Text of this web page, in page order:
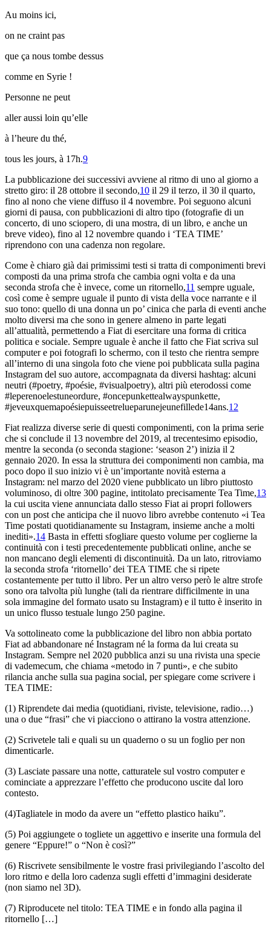
Au moins ici,
on ne craint pas
que ça nous tombe dessus
comme en Syrie !
Personne ne peut
aller aussi loin qu’elle
à l’heure du thé,
tous les jours, à 17h.9
La pubblicazione dei successivi avviene al ritmo di uno al giorno a
stretto giro: il 28 ottobre il secondo,10 il 29 il terzo, il 30 il quarto,
fino al nono che viene diffuso il 4 novembre. Poi seguono alcuni
giorni di pausa, con pubblicazioni di altro tipo (fotografie di un
concerto, di uno sciopero, di una mostra, di un libro, e anche un
breve video), fino al 12 novembre quando i ‘TEA TIME’
riprendono con una cadenza non regolare.
Come è chiaro già dai primissimi testi si tratta di componimenti brevi
composti da una prima strofa che cambia ogni volta e da una
seconda strofa che è invece, come un ritornello,11 sempre uguale,
così come è sempre uguale il punto di vista della voce narrante e il
suo tono: quello di una donna un po’ cinica che parla di eventi anche
molto diversi ma che sono in genere almeno in parte legati
all’attualità, permettendo a Fiat di esercitare una forma di critica
politica e sociale. Sempre uguale è anche il fatto che Fiat scriva sul
computer e poi fotografi lo schermo, con il testo che rientra sempre
all’interno di una singola foto che viene poi pubblicata sulla pagina
Instagram del suo autore, accompagnata da diversi hashtag: alcuni
neutri (#poetry, #poésie, #visualpoetry), altri più eterodossi come
#leperenoelestuneordure, #oncepunkettealwayspunkette,
#jeveuxquemapoésiepuisseetrelueparunejeunefillede14ans.12
Fiat realizza diverse serie di questi componimenti, con la prima serie
che si conclude il 13 novembre del 2019, al trecentesimo episodio,
mentre la seconda (o seconda stagione: ‘season 2’) inizia il 2
gennaio 2020. In essa la struttura dei componimenti non cambia, ma
poco dopo il suo inizio vi è un’importante novità esterna a
Instagram: nel marzo del 2020 viene pubblicato un libro piuttosto
voluminoso, di oltre 300 pagine, intitolato precisamente Tea Time,13
la cui uscita viene annunciata dallo stesso Fiat ai propri followers
con un post che anticipa che il nuovo libro avrebbe contenuto «i Tea
Time postati quotidianamente su Instagram, insieme anche a molti
inediti».14 Basta in effetti sfogliare questo volume per coglierne la
continuità con i testi precedentemente pubblicati online, anche se
non mancano degli elementi di discontinuità. Da un lato, ritroviamo
la seconda strofa ‘ritornello’ dei TEA TIME che si ripete
costantemente per tutto il libro. Per un altro verso però le altre strofe
sono ora talvolta più lunghe (tali da rientrare difficilmente in una
sola immagine del formato usato su Instagram) e il tutto è inserito in
un unico flusso testuale lungo 250 pagine.
Va sottolineato come la pubblicazione del libro non abbia portato
Fiat ad abbandonare né Instagram né la forma da lui creata su
Instagram. Sempre nel 2020 pubblica anzi su una rivista una specie
di vademecum, che chiama «metodo in 7 punti», e che subito
rilancia anche sulla sua pagina social, per spiegare come scrivere i
TEA TIME:
(1) Riprendete dai media (quotidiani, riviste, televisione, radio…)
una o due “frasi” che vi piacciono o attirano la vostra attenzione.
(2) Scrivetele tali e quali su un quaderno o su un foglio per non
dimenticarle.
(3) Lasciate passare una notte, catturatele sul vostro computer e
cominciate a apprezzare l’effetto che producono uscite dal loro
contesto.
(4)Tagliatele in modo da avere un “effetto plastico haiku”.
(5) Poi aggiungete o togliete un aggettivo e inserite una formula del
genere “Eppure!” o “Non è così?”
(6) Riscrivete sensibilmente le vostre frasi privilegiando l’ascolto del
loro ritmo e della loro cadenza sugli effetti d’immagini desiderate
(non siamo nel 3D).
(7) Riproducete nel titolo: TEA TIME e in fondo alla pagina il
ritornello […]